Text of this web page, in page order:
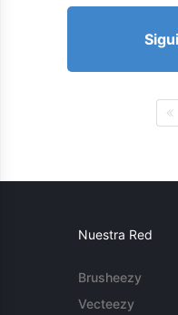
Nuestra Red
Brusheezy
Vecteezy